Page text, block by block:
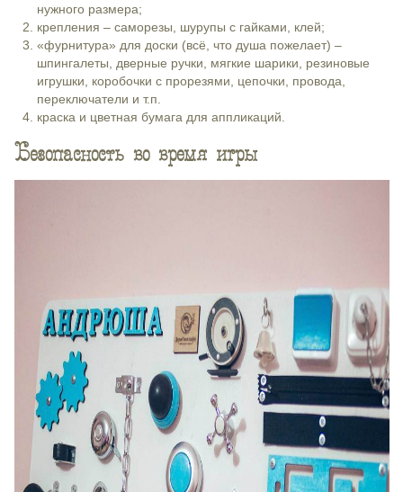
нужного размера;
крепления – саморезы, шурупы с гайками, клей;
«фурнитура» для доски (всё, что душа пожелает) –
шпингалеты, дверные ручки, мягкие шарики, резиновые
игрушки, коробочки с прорезями, цепочки, провода,
переключатели и т.п.
краска и цветная бумага для аппликаций.
Безопасность во время игры